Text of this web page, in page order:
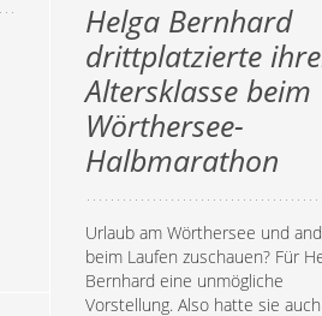
Helga Bernhard
drittplatzierte
Altersklasse beim
Wörthersee-
Halbmarathon
Urlaub am Wörthersee und
beim Laufen zuschauen? Für
Bernhard eine unmögliche
Vorstellung. Also hatte sie auch